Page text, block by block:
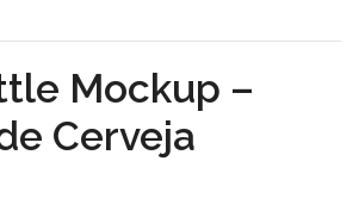
Mockup –
Cerveja